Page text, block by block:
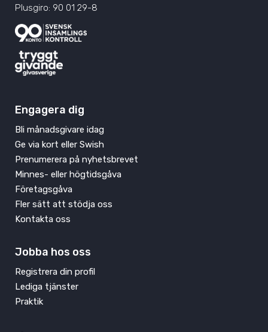
Plusgiro: 90 01 29-8
Engagera dig
Bli månadsgivare idag
Ge via kort eller Swish
Prenumerera på nyhetsbrevet
Minnes- eller högtidsgåva
Företagsgåva
Fler sätt att stödja oss
Kontakta oss
Jobba hos oss
Registrera din profil
Lediga tjänster
Praktik